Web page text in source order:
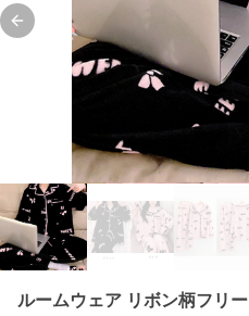
Previous slide
ルームウェア リボン柄フリ